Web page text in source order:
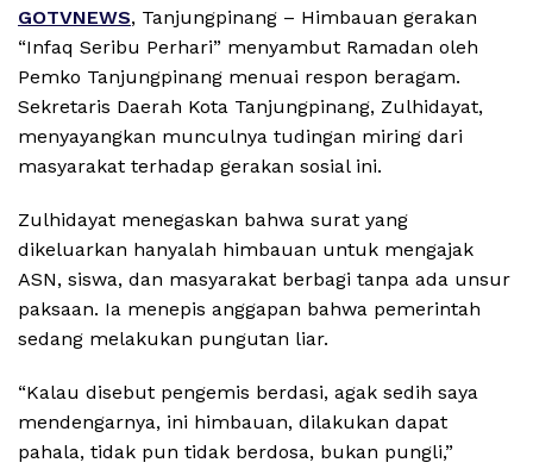
GOTVNEWS, Tanjungpinang – Himbauan gerakan
“Infaq Seribu Perhari” menyambut Ramadan oleh
Pemko Tanjungpinang menuai respon beragam.
Sekretaris Daerah Kota Tanjungpinang, Zulhidayat,
menyayangkan munculnya tudingan miring dari
masyarakat terhadap gerakan sosial ini.
Zulhidayat menegaskan bahwa surat yang
dikeluarkan hanyalah himbauan untuk mengajak
ASN, siswa, dan masyarakat berbagi tanpa ada unsur
paksaan. Ia menepis anggapan bahwa pemerintah
sedang melakukan pungutan liar.
“Kalau disebut pengemis berdasi, agak sedih saya
mendengarnya, ini himbauan, dilakukan dapat
pahala, tidak pun tidak berdosa, bukan pungli,”